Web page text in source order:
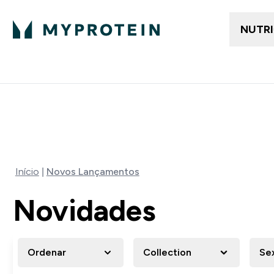
Início Novos Lançamentos
Novidades
Ordenar Collection